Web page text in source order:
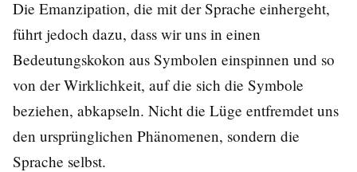
Die Emanzipation, die mit der Sprache einhergeht,
führt jedoch dazu, dass wir uns in einen
Bedeutungskokon aus Symbolen einspinnen und so
von der Wirklichkeit, auf die sich die Symbole
beziehen, abkapseln. Nicht die Lüge entfremdet uns
den ursprünglichen Phänomenen, sondern die
Sprache selbst.